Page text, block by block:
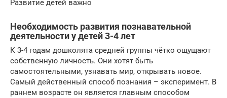
Развитие детей важно
Необходимость развития познавательной
деятельности у детей 3-4 лет
К 3-4 годам дошколята средней группы чётко ощущают
собственную личность. Они хотят быть
самостоятельными, узнавать мир, открывать новое.
Самый действенный способ познания – эксперимент. В
раннем возрасте он является главным способом